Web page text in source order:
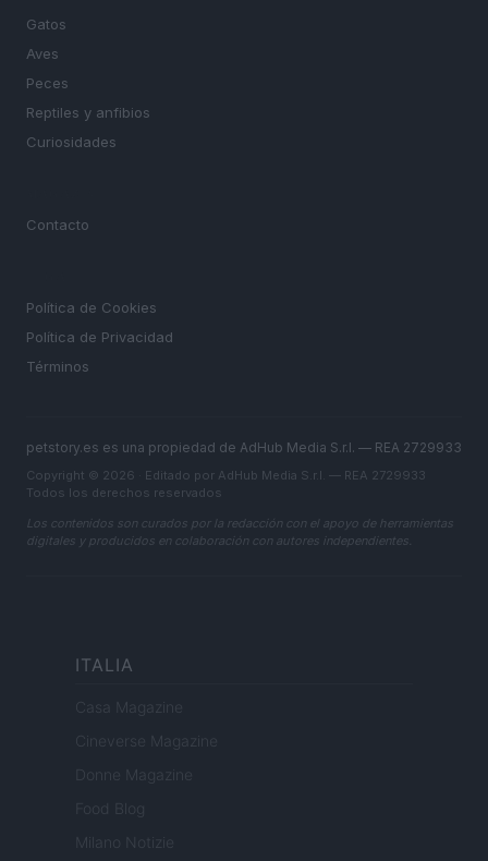
Gatos
Aves
Peces
Reptiles y anfibios
Curiosidades
Contacto
Política de Cookies
Política de Privacidad
Términos
petstory.es es una propiedad de AdHub Media S.r.l. — REA 2729933
Copyright © 2026 · Editado por AdHub Media S.r.l. — REA 2729933
Todos los derechos reservados
Los contenidos son curados por la redacción con el apoyo de herramientas
digitales y producidos en colaboración con autores independientes.
ITALIA
Casa Magazine
Cineverse Magazine
Donne Magazine
Food Blog
Milano Notizie